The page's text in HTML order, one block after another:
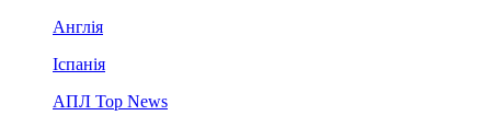
Англія
Іспанія
АПЛ Top News